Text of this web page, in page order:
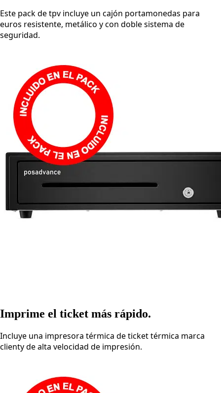
Este pack de tpv incluye un cajón portamonedas para
euros resistente, metálico y con doble sistema de
seguridad.
Imprime el ticket más rápido.
Incluye una impresora térmica de ticket térmica marca
clienty de alta velocidad de impresión.